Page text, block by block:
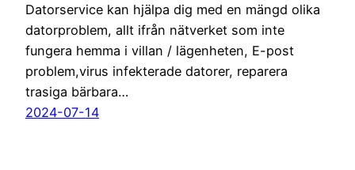
Datorservice kan hjälpa dig med en mängd olika
datorproblem, allt ifrån nätverket som inte
fungera hemma i villan / lägenheten, E-post
problem,virus infekterade datorer, reparera
trasiga bärbara…
2024-07-14